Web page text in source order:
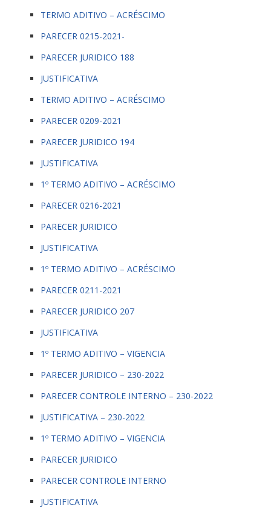
TERMO ADITIVO – ACRÉSCIMO
PARECER 0215-2021-
PARECER JURIDICO 188
JUSTIFICATIVA
TERMO ADITIVO – ACRÉSCIMO
PARECER 0209-2021
PARECER JURIDICO 194
JUSTIFICATIVA
1º TERMO ADITIVO – ACRÉSCIMO
PARECER 0216-2021
PARECER JURIDICO
JUSTIFICATIVA
1º TERMO ADITIVO – ACRÉSCIMO
PARECER 0211-2021
PARECER JURIDICO 207
JUSTIFICATIVA
1º TERMO ADITIVO – VIGENCIA
PARECER JURIDICO – 230-2022
PARECER CONTROLE INTERNO – 230-2022
JUSTIFICATIVA – 230-2022
1º TERMO ADITIVO – VIGENCIA
PARECER JURIDICO
PARECER CONTROLE INTERNO
JUSTIFICATIVA